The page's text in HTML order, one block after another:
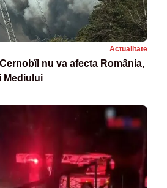
Actualitate
nu va afecta România,
Mediului